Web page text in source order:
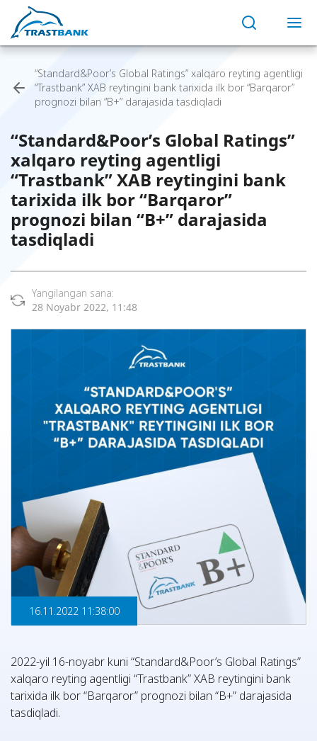
“Standard&Poor’s Global Ratings” xalqaro reyting agentligi
“Trastbank” XAB reytingini bank tarixida ilk bor “Barqaror”
prognozi bilan “B+” darajasida tasdiqladi
“Standard&Poor’s Global Ratings”
xalqaro reyting agentligi
“Trastbank” XAB reytingini bank
tarixida ilk bor “Barqaror”
prognozi bilan “B+” darajasida
tasdiqladi
Yangilangan sana:
28 Noyabr 2022, 11:48
16.11.2022 11:38:00
2022-yil 16-noyabr kuni “Standard&Poor’s Global Ratings”
xalqaro reyting agentligi “Trastbank” XAB reytingini bank
tarixida ilk bor “Barqaror” prognozi bilan “B+” darajasida
tasdiqladi.